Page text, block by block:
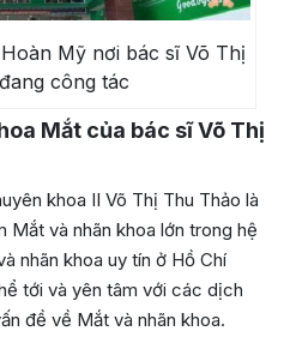
Mỹ nơi bác sĩ Võ Thị
công tác
Mắt của bác sĩVõ Thị
khoa II Võ Thị Thu Thảo là
Mắt và nhãn khoa lớn trong hệ
nhãn khoa uy tín ở Hồ Chí
tới và yên tâm với các dịch
đề về Mắt và nhãn khoa.